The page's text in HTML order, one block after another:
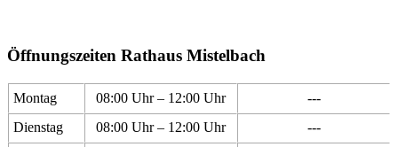
Öffnungszeiten Rathaus Mistelbach
Montag 08:00 Uhr – 12:00 Uhr
---
Dienstag
08:00 Uhr – 12:00 Uhr
---